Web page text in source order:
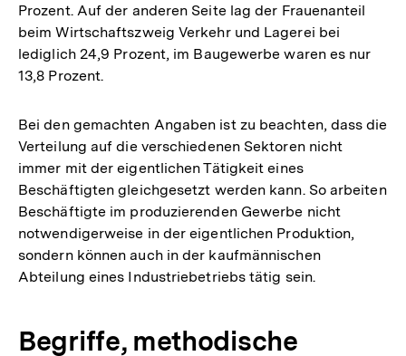
Prozent. Auf der anderen Seite lag der Frauenanteil
beim Wirtschaftszweig Verkehr und Lagerei bei
lediglich 24,9 Prozent, im Baugewerbe waren es nur
13,8 Prozent.
Bei den gemachten Angaben ist zu beachten, dass die
Verteilung auf die verschiedenen Sektoren nicht
immer mit der eigentlichen Tätigkeit eines
Beschäftigten gleichgesetzt werden kann. So arbeiten
Beschäftigte im produzierenden Gewerbe nicht
notwendigerweise in der eigentlichen Produktion,
sondern können auch in der kaufmännischen
Abteilung eines Industriebetriebs tätig sein.
Begriffe, methodische